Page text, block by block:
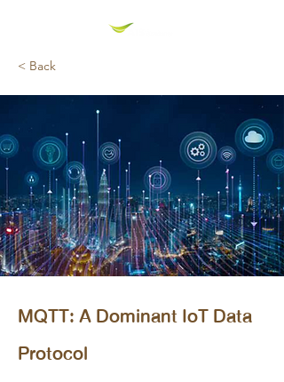
< Back
MQTT: A Dominant IoT Data
Protocol